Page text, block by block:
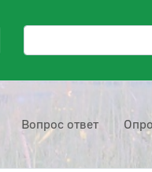
Поисковый запрос
Вопрос ответ